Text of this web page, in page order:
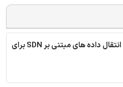
ترجمه مقاله امنیت انتقال داده های مبتنی بر SDN برای